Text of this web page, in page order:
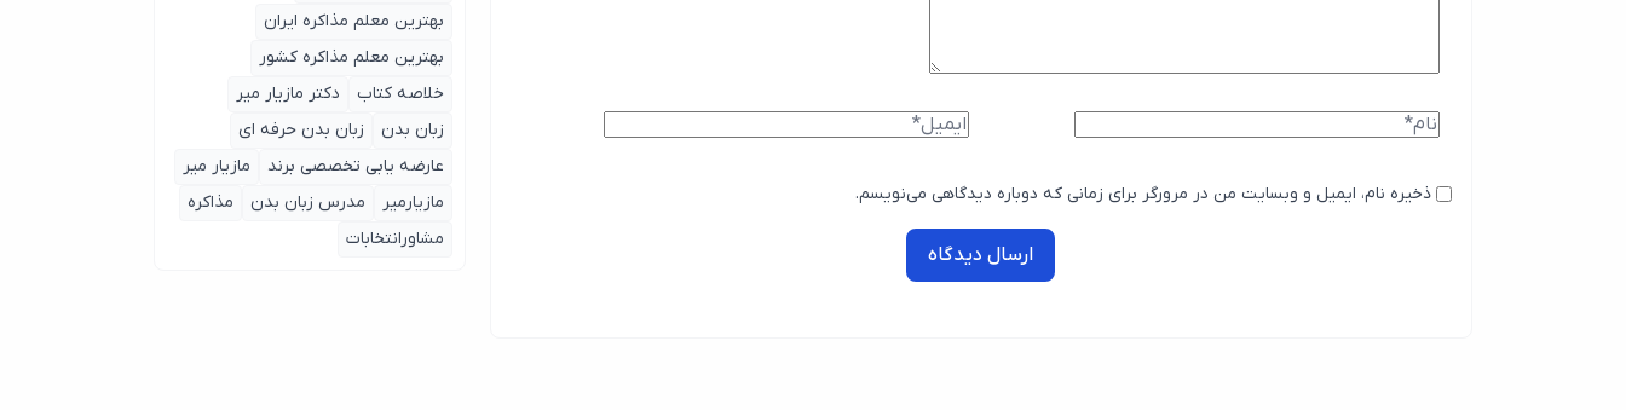
ذخیره نام، ایمیل و وبسایت من در مرورگر برای زمانی که دوباره دیدگاهی می‌نویسم.
ارسال دیدگاه
بهترین معلم مذاکره ایران
بهترین معلم مذاکره کشور
خلاصه کتاب
دکتر مازیار میر
زبان بدن
زبان بدن حرفه ای
عارضه یابی تخصصی برند
مازیار میر
مازیارمیر
مدرس زبان بدن
مذاکره
مشاورانتخابات